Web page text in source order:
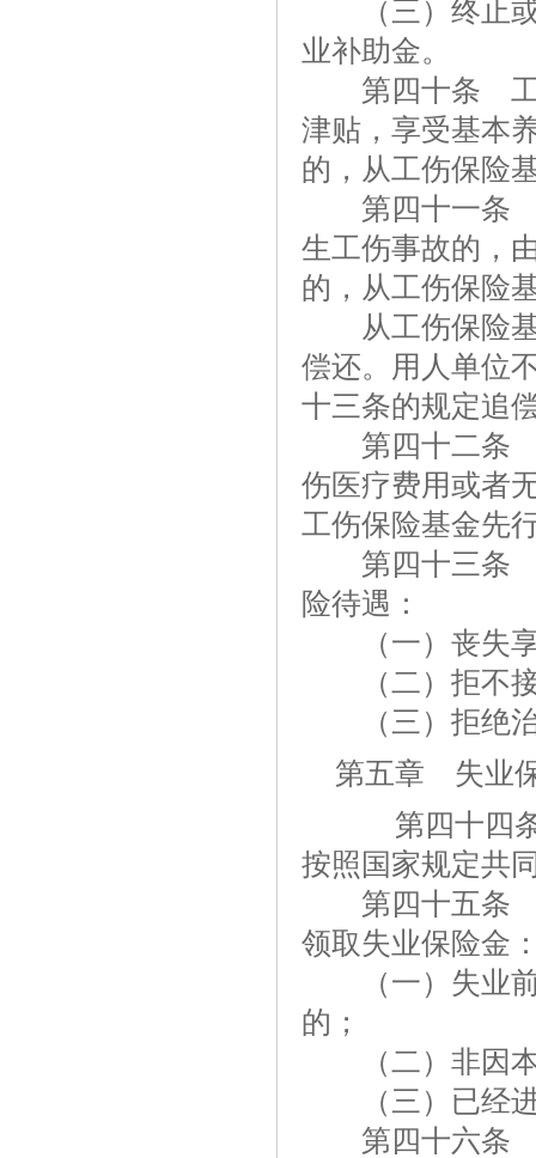
（三）终止或
业补助金。
第四十条 工伤
津贴，享受基本
的，从工伤保险
第四十一条 职
生工伤事故的，
的，从工伤保险
从工伤保险基
偿还。用人单位
十三条的规定追
第四十二条 由
伤医疗费用或者
工伤保险基金先
第四十三条 工
险待遇：
（一）丧失享
（二）拒不接
（三）拒绝治
第五章 失业
第四十四条
按照国家规定共
第四十五条 失
领取失业保险金
（一）失业前
的；
（二）非因本
（三）已经进
第四十六条 失